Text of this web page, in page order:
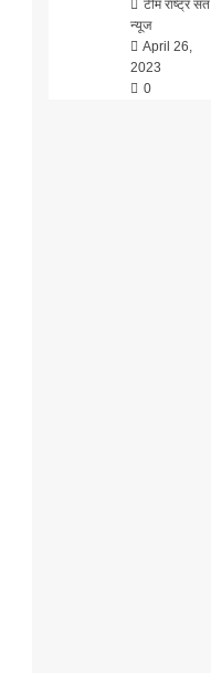
टीम राष्ट्र संत
न्यूज
April 26,
2023
0